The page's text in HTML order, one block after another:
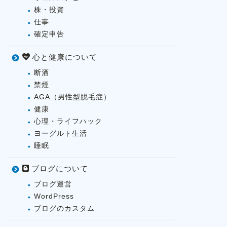
株・投資
仕事
確定申告
心と健康について
断酒
禁煙
AGA（男性型脱毛症）
健康
心理・ライフハック
ヨーグルト生活
睡眠
ブログについて
ブログ運営
WordPress
ブログのカスタム